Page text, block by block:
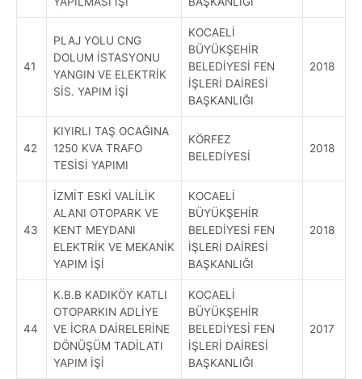
41
PLAJ YOLU CNG
DOLUM İSTASYONU
YANGIN VE ELEKTRİK
SİS. YAPIM İŞİ
KOCAELİ
BÜYÜKŞEHİR
BELEDİYESİ FEN
İŞLERİ DAİRESİ
BAŞKANLIĞI
2018
42
KIYIRLI TAŞ OCAĞINA
1250 KVA TRAFO
TESİSİ YAPIMI
KÖRFEZ
BELEDİYESİ
2018
43
İZMİT ESKİ VALİLİK
ALANI OTOPARK VE
KENT MEYDANI
ELEKTRİK VE MEKANİK
YAPIM İŞİ
KOCAELİ
BÜYÜKŞEHİR
BELEDİYESİ FEN
İŞLERİ DAİRESİ
BAŞKANLIĞI
2018
44
K.B.B KADIKÖY KATLI
OTOPARKIN ADLİYE
VE İCRA DAİRELERİNE
DÖNÜŞÜM TADİLATI
YAPIM İŞİ
KOCAELİ
BÜYÜKŞEHİR
BELEDİYESİ FEN
İŞLERİ DAİRESİ
BAŞKANLIĞI
2017